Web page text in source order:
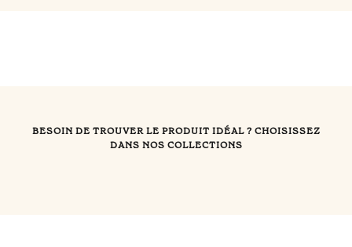
BESOIN DE TROUVER LE PRODUIT IDÉAL ? CHOISISSEZ
DANS NOS COLLECTIONS